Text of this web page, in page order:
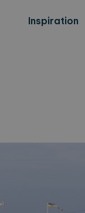
Inspiration